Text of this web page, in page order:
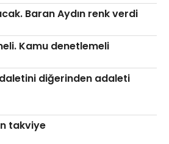
Baran Aydın renk verdi
Kamu denetlemeli
diğerinden adaleti
takviye